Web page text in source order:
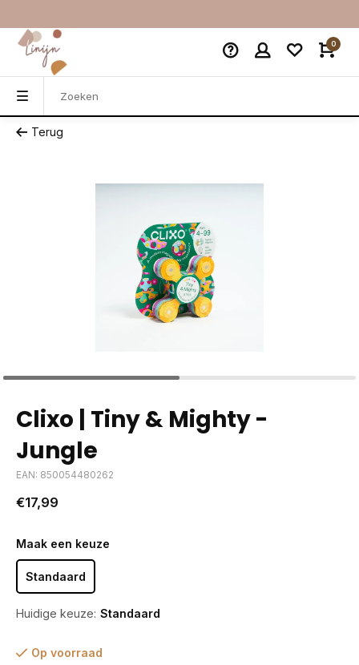
0
Terug
Clixo | Tiny & Mighty -
Jungle
EAN: 850054480262
€17,99
Maak een keuze
Standaard
Huidige keuze: Standaard
Op voorraad